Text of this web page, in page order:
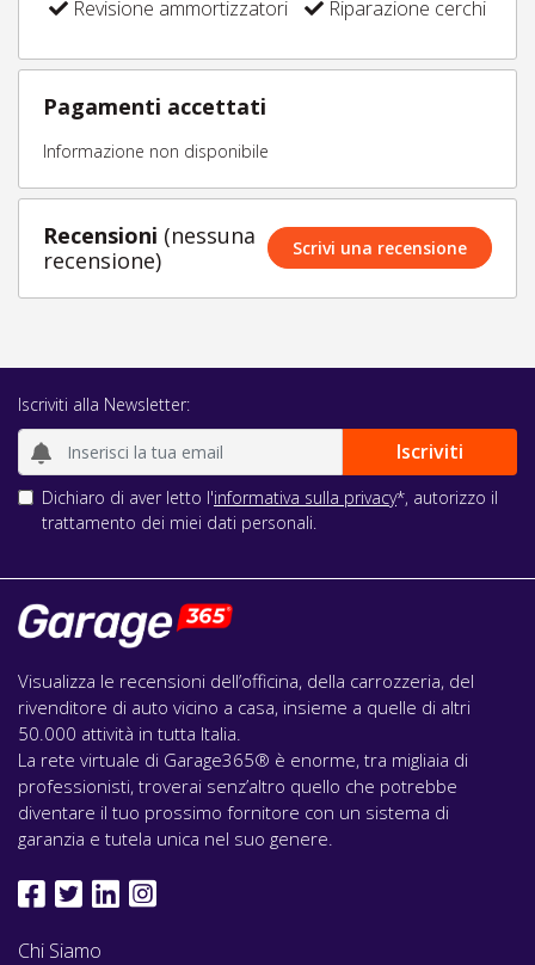
Revisione ammortizzatori
Riparazione cerchi
Pagamenti accettati
Informazione non disponibile
Recensioni (nessuna
recensione)
Scrivi una recensione
Iscriviti alla Newsletter:
Dichiaro di aver letto l'informativa sulla privacy*, autorizzo il
trattamento dei miei dati personali.
Visualizza le recensioni dell’officina, della carrozzeria, del
rivenditore di auto vicino a casa, insieme a quelle di altri
50.000 attività in tutta Italia.
La rete virtuale di Garage365® è enorme, tra migliaia di
professionisti, troverai senz’altro quello che potrebbe
diventare il tuo prossimo fornitore con un sistema di
garanzia e tutela unica nel suo genere.
Chi Siamo